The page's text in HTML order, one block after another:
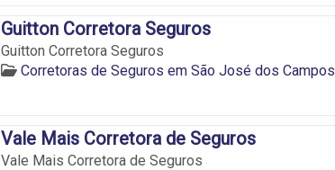
Guitton Corretora Seguros
Guitton Corretora Seguros
Corretoras de Seguros em São José dos Campos
Vale Mais Corretora de Seguros
Vale Mais Corretora de Seguros